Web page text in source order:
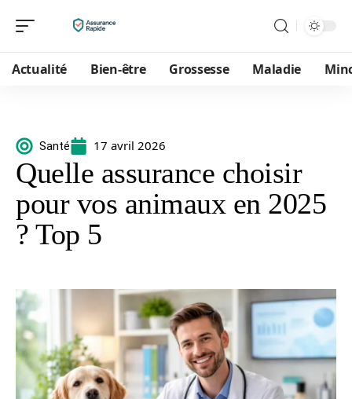
Actualité Bien-être Grossesse Maladie
Santé 17 avril 2026
Quelle assurance choisir
pour vos animaux en 2025
? Top 5